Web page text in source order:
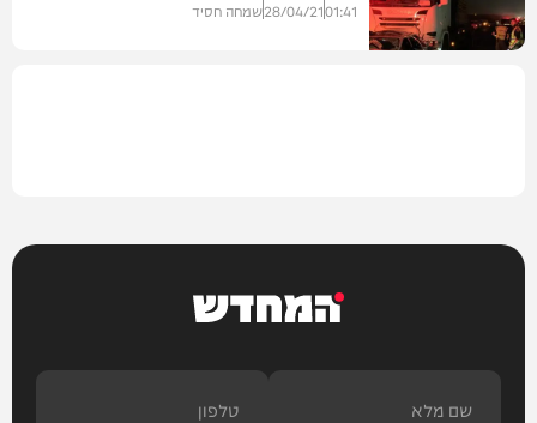
01:41
28/04/21שמחה חסיד
המחדש